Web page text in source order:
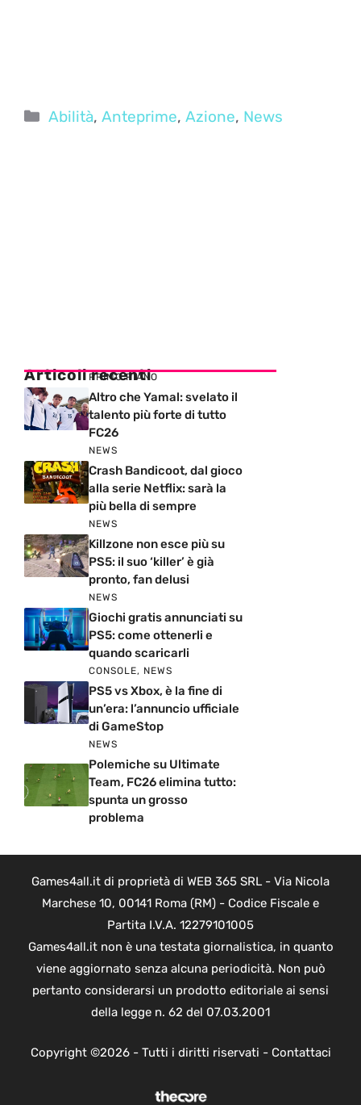
Categorie
Abilità,Anteprime,Azione, News
Articoli recenti
PRIMO PIANO
Altro che Yamal: svelato il
talento più forte di tutto
FC26
NEWS
Crash Bandicoot, dal gioco
alla serie Netflix: sarà la
più bella di sempre
NEWS
Killzone non esce più su
PS5: il suo ‘killer’ è già
pronto, fan delusi
NEWS
Giochi gratis annunciati su
PS5: come ottenerli e
quando scaricarli
CONSOLE, NEWS
PS5 vs Xbox, è la fine di
un’era: l’annuncio ufficiale
di GameStop
NEWS
Polemiche su Ultimate
Team, FC26 elimina tutto:
spunta un grosso
problema
Games4all.it di proprietà di WEB 365 SRL - Via Nicola
Marchese 10, 00141 Roma (RM) - Codice Fiscale e
Partita I.V.A. 12279101005
Games4all.it non è una testata giornalistica, in quanto
viene aggiornato senza alcuna periodicità. Non può
pertanto considerarsi un prodotto editoriale ai sensi
della legge n. 62 del 07.03.2001
Copyright ©2026 - Tutti i diritti riservati - Contattaci